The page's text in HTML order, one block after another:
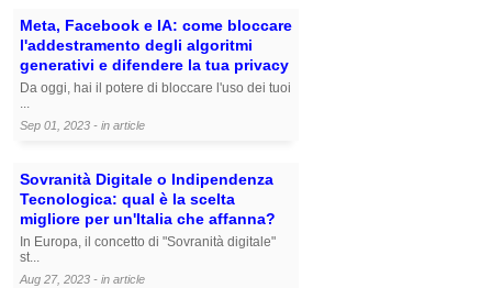
Meta, Facebook e IA: come bloccare
l'addestramento degli algoritmi
generativi e difendere la tua privacy
Da oggi, hai il potere di bloccare l'uso dei tuoi
...
Sep 01, 2023 - in article
Sovranità Digitale o Indipendenza
Tecnologica: qual è la scelta
migliore per un'Italia che affanna?
In Europa, il concetto di "Sovranità digitale"
st...
Aug 27, 2023 - in article